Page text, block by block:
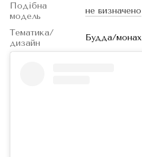
Подібна
модель
не визначено
Тематика/
дизайн
Будда/монах